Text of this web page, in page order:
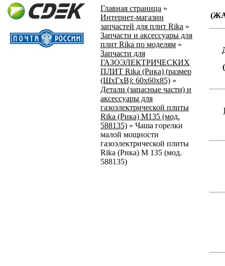
Главная страница »
Интернет-магазин
запчастей для плит Rika »
Запчасти и аксессуары для
плит Rika по моделям »
Запчасти для
ГАЗОЭЛЕКТРИЧЕСКИХ
ПЛИТ Rika (Рика) (размер
(ШхГхВ): 60х60х85) »
Детали (запасные части) и
аксессуары для
газоэлектрической плиты
Rika (Рика) М135 (мод.
588135) » Чаша горелки
малой мощности
газоэлектрической плиты
Rika (Рика) М 135 (мод.
588135)